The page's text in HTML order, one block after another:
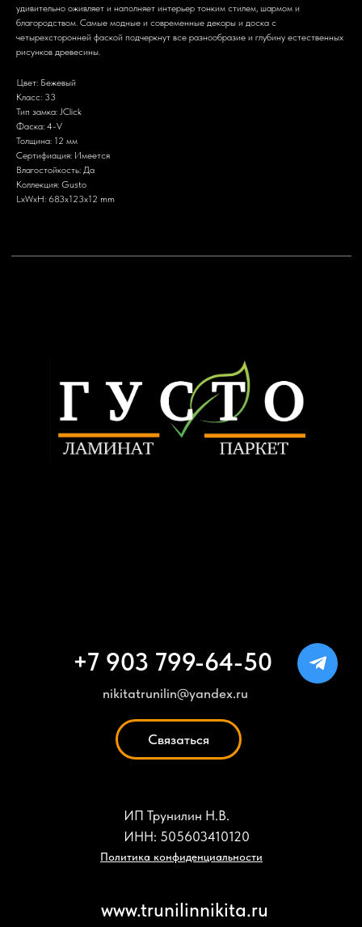
удивительно оживляет и наполняет интерьер тонким стилем, шармом и
благородством. Самые модные и современные декоры и доска с
четырехсторонней фаской подчеркнут все разнообразие и глубину естественных
рисунков древесины.
Цвет: Бежевый
Класс: 33
Тип замка: JClick
Фаска: 4-V
Толщина: 12 мм
Сертифиация: Имеется
Влагостойкость: Да
Коллекция: Gusto
LxWxH: 683x123x12 mm
www.trunilinnikita.ru